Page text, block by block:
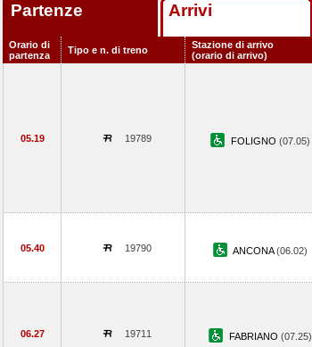
Partenze Arrivi
Orario di
partenza
Tipo e n. di treno
Stazione di arrivo
(orario di arrivo)
05.19 19789 FOLIGNO (07.05)
05.40 19790 ANCONA(06.02)
06.27 19711 FABRIANO (07.25)